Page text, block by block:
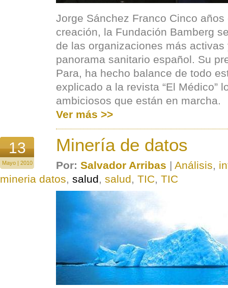
Jorge Sánchez Franco Cinco
creación, la Fundación Bamberg
de las organizaciones más
panorama sanitario español. Su
Para, ha hecho balance de todo
explicado a la revista “El Médico”
ambiciosos que están en marcha.
Ver más >>
13
Mayo | 2010
Minería de datos
Por: Salvador Arribas | Análisis,
mineria datos, salud, salud, TIC, TIC